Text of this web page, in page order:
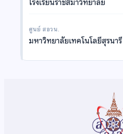
โรงเรียนราชสีมาวิทยาลัย
ศูนย์ สอวน.
มหาวิทยาลัยเทคโนโลยีสุรนารี